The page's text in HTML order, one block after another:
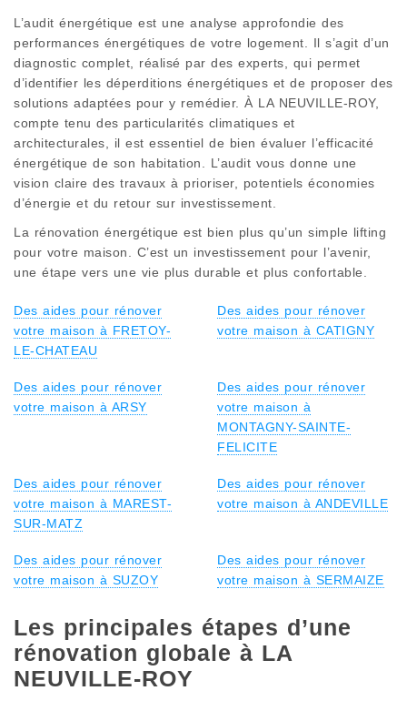
L’audit énergétique est une analyse approfondie des
performances énergétiques de votre logement. Il s’agit d’un
diagnostic complet, réalisé par des experts, qui permet
d’identifier les déperditions énergétiques et de proposer des
solutions adaptées pour y remédier. À LA NEUVILLE-ROY,
compte tenu des particularités climatiques et
architecturales, il est essentiel de bien évaluer l’efficacité
énergétique de son habitation. L’audit vous donne une
vision claire des travaux à prioriser, potentiels économies
d’énergie et du retour sur investissement.
La rénovation énergétique est bien plus qu’un simple lifting
pour votre maison. C’est un investissement pour l’avenir,
une étape vers une vie plus durable et plus confortable.
Des aides pour rénover
votre maison à FRETOY-
LE-CHATEAU
Des aides pour rénover
votre maison à CATIGNY
Des aides pour rénover
votre maison à ARSY
Des aides pour rénover
votre maison à
MONTAGNY-SAINTE-
FELICITE
Des aides pour rénover
votre maison à MAREST-
SUR-MATZ
Des aides pour rénover
votre maison à ANDEVILLE
Des aides pour rénover
votre maison à SUZOY
Des aides pour rénover
votre maison à SERMAIZE
Les principales étapes d’une
rénovation globale à LA
NEUVILLE-ROY